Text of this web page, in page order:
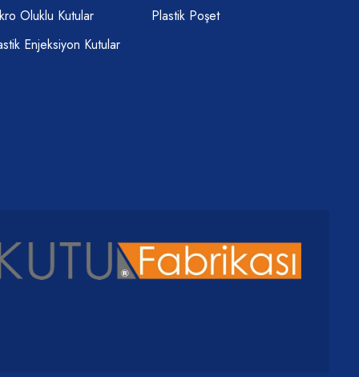
Oluklu Kutular
Enjeksiyon Kutular
Plastik Poşet